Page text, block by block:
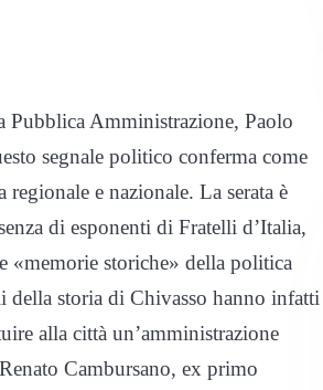
Amministrazione, Paolo
segnale politico conferma come
e nazionale. La serata è
di esponenti di Fratelli d’Italia,
«memorie storiche» della politica
della storia di Chivasso hanno infatti
alla città un’amministrazione
Cambursano, ex primo